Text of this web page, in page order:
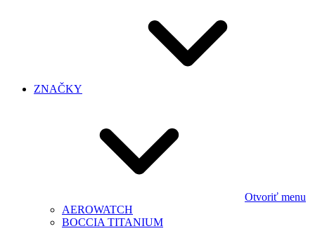
ZNAČKY
Otvoriť menu
AEROWATCH
BOCCIA TITANIUM